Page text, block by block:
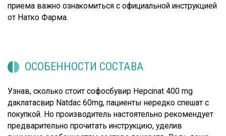
приема важно ознакомиться с официальной инструкцией
от Натко Фарма.
ОСОБЕННОСТИ СОСТАВА
Узнав, сколько стоит софосбувир Hepcinat 400 mg
даклатасвир Natdac 60mg, пациенты нередко спешат с
покупкой. Но производитель настоятельно рекомендует
предварительно прочитать инструкцию, уделив